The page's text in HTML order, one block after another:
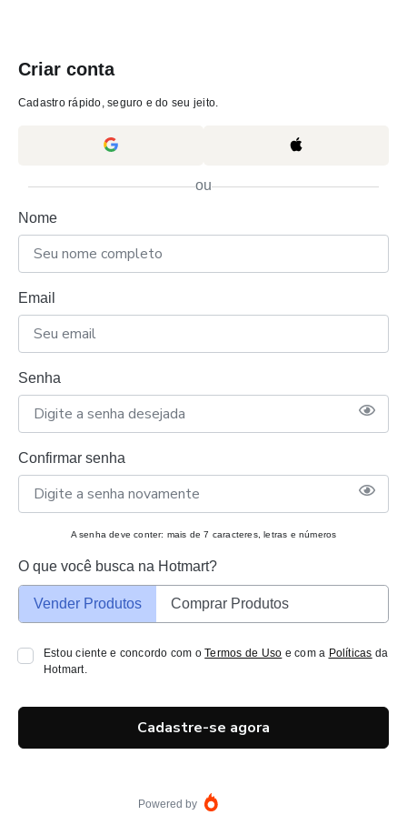
Criar conta
Cadastro rápido, seguro e do seu jeito.
ou
Nome
Email
Senha
Confirmar senha
A senha deve conter: mais de 7 caracteres, letras e números
O que você busca na Hotmart?
Vender Produtos Comprar Produtos
Estou ciente e concordo com oTermos de Uso e com a Políticas da
Hotmart.
Cadastre-se agora
Powered by